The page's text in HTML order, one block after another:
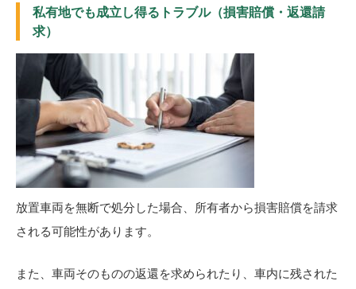
私有地でも成立し得るトラブル（損害賠償・返還請
求）
放置車両を無断で処分した場合、所有者から損害賠償を請求
される可能性があります。
また、車両そのものの返還を求められたり、車内に残された